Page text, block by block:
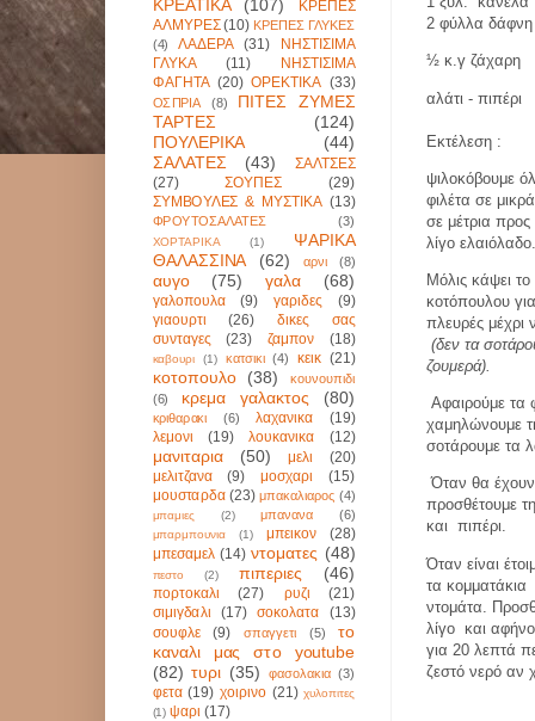
2 φύλλα δάφνη
½ κ.γ ζάχαρη
αλάτι - πιπέρι
Εκτέλεση :
ψιλοκόβουμε
φιλέτα σε
σε μέτρια
λίγο
Μόλις κάψει το
κοτόπουλου
πλευρές
(δεν τα
ζουμερά).
Αφαιρούμε τα
χαμηλώνουμε
σοτάρουμε τα
Όταν θα
προσθέτουμε
και πιπέρι.
Όταν είναι
τα κομματάκια
ντομάτα.
λίγο και
για 20 λεπτά
ζεστό νερό αν
ΚΡΕΑΤΙΚΑ
(107)
ΚΡΕΠΕΣ
ΑΛΜΥΡΕΣ (10) ΚΡΕΠΕΣ ΓΛΥΚΕΣ
(4)
ΛΑΔΕΡΑ (31)
ΝΗΣΤΙΣΙΜΑ
ΓΛΥΚΑ
(11)
ΝΗΣΤΙΣΙΜΑ
ΦΑΓΗΤΑ (20) ΟΡΕΚΤΙΚΑ (33)
ΟΣΠΡΙΑ (8)
ΠΙΤΕΣ ΖΥΜΕΣ
ΤΑΡΤΕΣ
(124)
ΠΟΥΛΕΡΙΚΑ
(44)
ΣΑΛΑΤΕΣ
(43)
ΣΑΛΤΣΕΣ
(27)
ΣΟΥΠΕΣ
(29)
ΣΥΜΒΟΥΛΕΣ & ΜΥΣΤΙΚΑ (13)
ΦΡΟΥΤΟΣΑΛΑΤΕΣ (3)
ΧΟΡΤΑΡΙΚΑ (1)
ΨΑΡΙΚΑ
ΘΑΛΑΣΣΙΝΑ
(62) αρνι (8)
αυγο (75) γαλα (68)
γαλοπουλα (9) γαριδες
(9)
γιαουρτι
(26)
δικες σας
συνταγες
(23) ζαμπον (18)
καβουρι (1) κατσικι (4) κεικ (21)
κοτοπουλο (38)
κουνουπιδι
(6)
κρεμα γαλακτος (80)
κριθαρακι (6) λαχανικα
(19)
λεμονι
(19) λουκανικα (12)
μανιταρια (50) μελι
(20)
μελιτζανα
(9) μοσχαρι
(15)
μουσταρδα (23) μπακαλιαρος (4)
μπαμιες (2) μπανανα (6)
μπαρμπουνια (1) μπεικον
(28)
μπεσαμελ (14) ντοματες (48)
πεστο (2) πιπεριες (46)
πορτοκαλι (27) ρυζι
(21)
σιμιγδαλι
(17) σοκολατα
(13)
σουφλε
(9) σπαγγετι (5)
το
καναλι μας στο youtube
(82) τυρι (35) φασολακια (3)
φετα (19) χοιρινο (21) χυλοπιτες
(1) ψαρι (17)